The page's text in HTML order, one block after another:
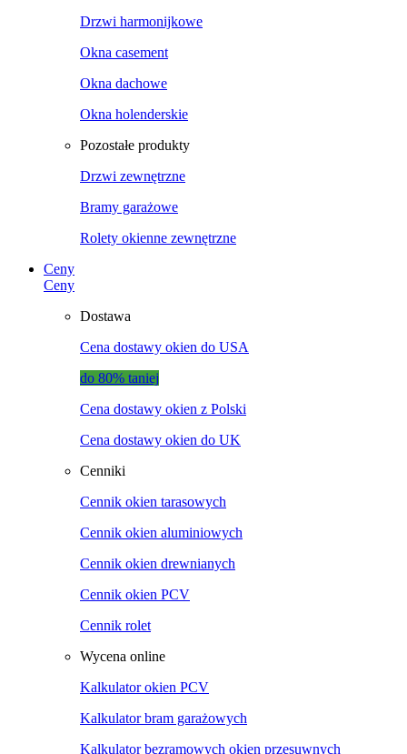
Drzwi harmonijkowe
Okna casement
Okna dachowe
Okna holenderskie
Pozostałe produkty
Drzwi zewnętrzne
Bramy garażowe
Rolety okienne zewnętrzne
Ceny
Ceny
Dostawa
Cena dostawy okien do USA
do 80% taniej
Cena dostawy okien z Polski
Cena dostawy okien do UK
Cenniki
Cennik okien tarasowych
Cennik okien aluminiowych
Cennik okien drewnianych
Cennik okien PCV
Cennik rolet
Wycena online
Kalkulator okien PCV
Kalkulator bram garażowych
Kalkulator bezramowych okien przesuwnych